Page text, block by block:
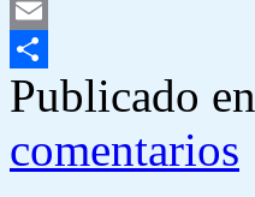
Mastodon
Email
Compartir
Publicado en
comentarios